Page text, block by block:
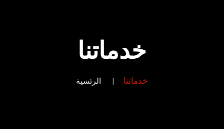
خدماتنا
الرئسية خدماتنا